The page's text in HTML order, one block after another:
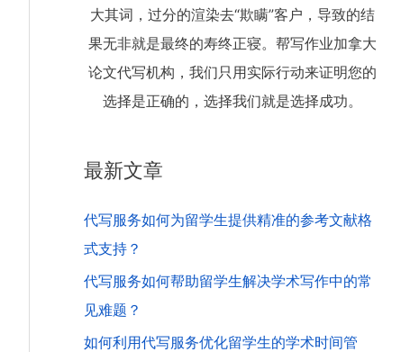
大其词，过分的渲染去“欺瞒”客户，导致的结
果无非就是最终的寿终正寝。帮写作业加拿大
论文代写机构，我们只用实际行动来证明您的
选择是正确的，选择我们就是选择成功。
最新文章
代写服务如何为留学生提供精准的参考文献格
式支持？
代写服务如何帮助留学生解决学术写作中的常
见难题？
如何利用代写服务优化留学生的学术时间管